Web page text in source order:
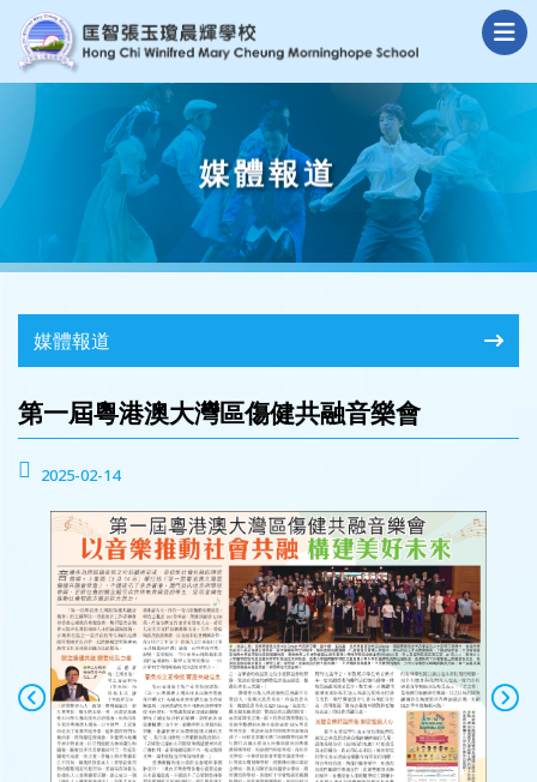
媒體報道
媒體報道
第一屆粵港澳大灣區傷健共融音樂會
2025-02-14